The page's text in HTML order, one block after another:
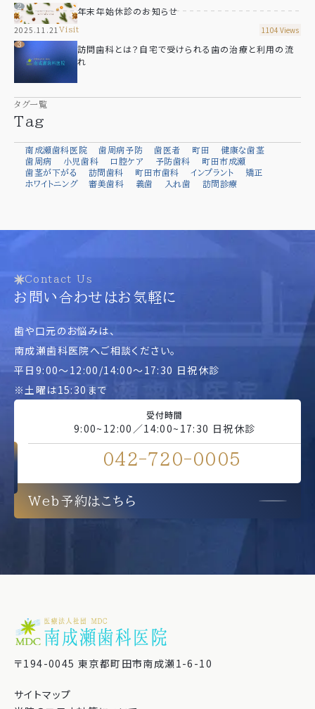
年末年始休診のお知らせ
2025.11.21 visit 1104 Views
訪問歯科とは？自宅で受けられる歯の治療と利用の流
れ
タグ一覧
Tag
南成瀬歯科医院 歯周病予防 歯医者 町田
健康な歯茎
歯周病
小児歯科 口腔ケア 予防歯科
町田市成瀬
歯茎が下がる
訪問歯科 町田市歯科 インプラント
矯正
ホワイトニング
審美歯科 義歯 入れ歯 訪問診療
Contact Us
お問い合わせはお気軽に
歯や口元のお悩みは、
南成瀬歯科医院へご相談ください。
平日9:00～12:00/14:00～17:30 日祝休診
※土曜は15:30まで
受付時間
9:00~12:00／14:00~17:30 日祝休診
042-720-0005
Web予約はこちら
〒194-0045 東京都町田市南成瀬1-6-10
サイトマップ